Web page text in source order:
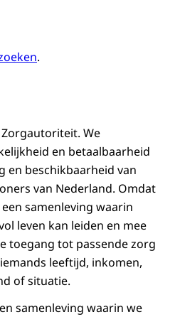
.
We
en betaalbaarheid
en beschikbaarheid van
van Nederland. Omdat
samenleving waarin
leven kan leiden en mee
toegang tot passende zorg
leeftijd, inkomen,
of situatie.
samenleving waarin we